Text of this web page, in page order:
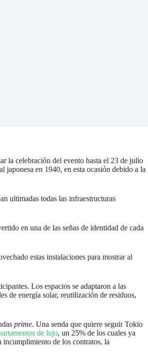
la celebración del evento hasta el 23 de julio
japonesa en 1940, en esta ocasión debido a la
ultimadas todas las infraestructuras
en una de las señas de identidad de cada
estas instalaciones para mostrar al
Los espacios se adaptaron a las
de energía solar, reutilización de residuos,
prime. Una senda que quiere seguir Tokio
de lujo, un 25% de los cuales ya
incumplimiento de los contratos, la